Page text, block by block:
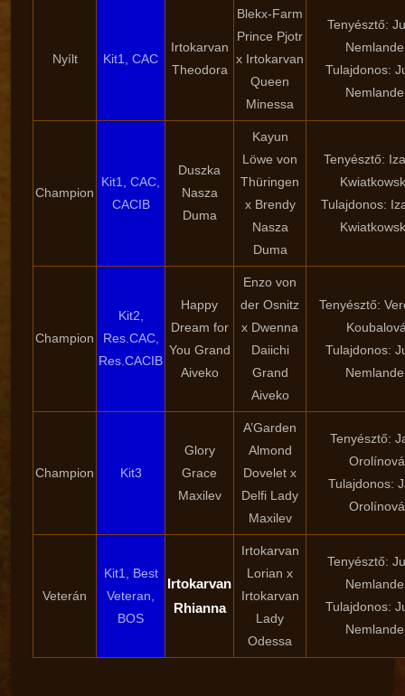
Nyílt Kit1, CAC
Irtokarvan
Theodora
Blekx-Farm
Prince Pjotr
x Irtokarvan
Queen
Minessa
Tenyésztő:
Tulajdonos:
Champion
Kit1, CAC,
CACIB
Duszka
Nasza
Duma
Kayun
Löwe von
Thüringen
x Brendy
Nasza
Duma
Tenyésztő:
Tulajdonos:
Champion
Kit2,
Res.CAC,
Res.CACIB
Happy
Dream for
You Grand
Aiveko
Enzo von
der Osnitz
x Dwenna
Daiichi
Grand
Aiveko
Tenyésztő:
Tulajdonos:
Champion Kit3
Glory
Grace
Maxilev
A’Garden
Almond
Dovelet x
Delfi Lady
Maxilev
Tenyésztő:
Orolínová
Tulajdonos:
Orolínová
Veterán
Kit1, Best
Veteran,
BOS
Irtokarvan
Rhianna
Irtokarvan
Lorian x
Irtokarvan
Lady
Odessa
Tenyésztő:
Tulajdonos: